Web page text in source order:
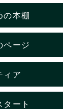
の本棚
ページ
ィア
タート